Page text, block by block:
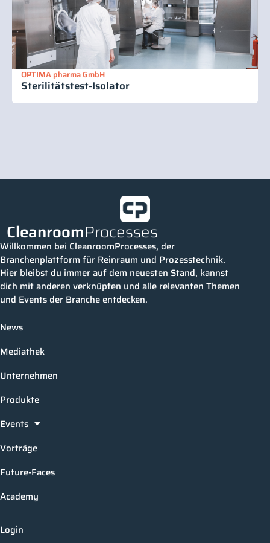
OPTIMA pharma GmbH
Sterilitätstest-Isolator
CleanroomProcesses
Willkommen bei CleanroomProcesses, der
Branchenplattform für Reinraum und Prozesstechnik.
Hier bleibst du immer auf dem neuesten Stand, kannst
dich mit anderen verknüpfen und alle relevanten Themen
und Events der Branche entdecken.
News
Mediathek
Unternehmen
Produkte
Events
Vorträge
Future-Faces
Academy
Login